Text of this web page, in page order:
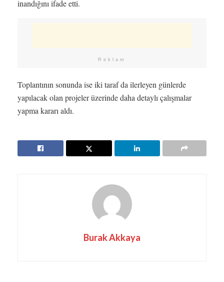
inandığını ifade etti.
Reklam
Toplantının sonunda ise iki taraf da ilerleyen günlerde
yapılacak olan projeler üzerinde daha detaylı çalışmalar
yapma kararı aldı.
Burak Akkaya